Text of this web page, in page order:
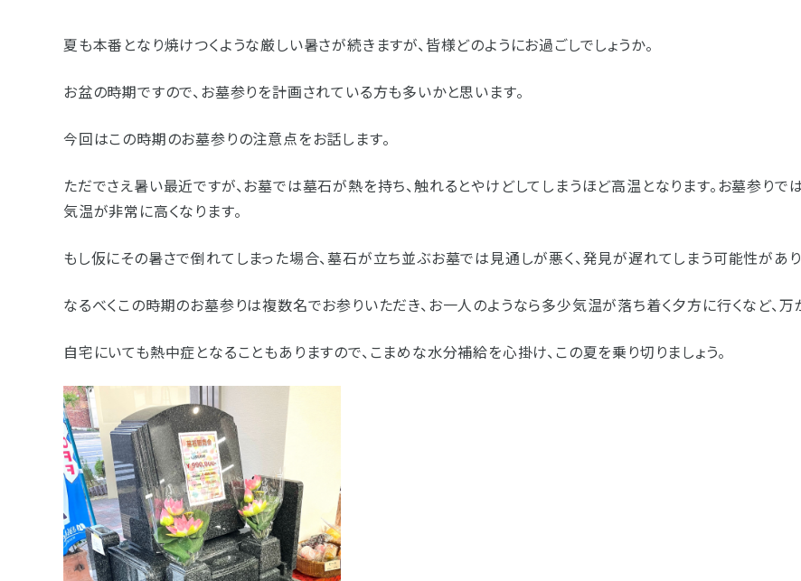
- スタッフブログ
- 企業情報
- やまき寺子屋教室
- プライバシーポリシー
夏も本番となり焼けつくような厳しい暑さが続きますが、皆様どのようにお過ごしでしょうか。
お盆の時期ですので、お墓参りを計画されている方も多いかと思います。
今回はこの時期のお墓参りの注意点をお話します。
ただでさえ暑い最近ですが、お墓では墓石が熱を持ち、触れるとやけどしてしまうほど高温となります。 お墓参り
気温が非常に高くなります。
もし仮にその暑さで倒れてしまった場合、墓石が立ち並ぶお墓では見通しが悪く、発見が遅れてしまう可能性があり
なるべくこの時期のお墓参りは複数名でお参りいただき、お一人のようなら多少気温が落ち着く夕方に行くなど、万
自宅にいても熱中症となることもありますので、こまめな水分補給を心掛け、この夏を乗り切りましょう。